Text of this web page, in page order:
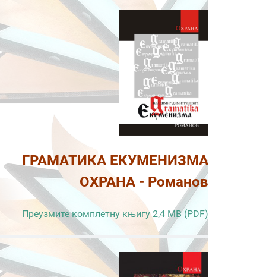
ГРАМАТИКА ЕКУМЕНИЗМА
ОХРАНА - Романов
Преузмите комплетну књигу 2,4 MB (PDF)